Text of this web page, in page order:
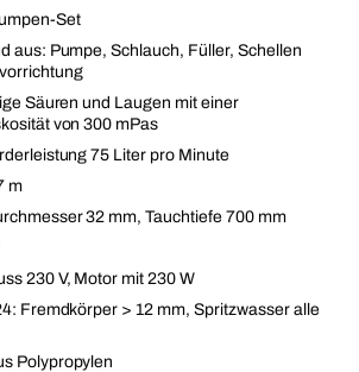
Set
aus: Pumpe, Schlauch, Füller, Schellen
Säuren und Laugen mit einer
von 300 mPas
75 Liter pro Minute
m
32 mm, Tauchtiefe 700 mm
230 V, Motor mit 230 W
Fremdkörper > 12 mm, Spritzwasser alle
Polypropylen